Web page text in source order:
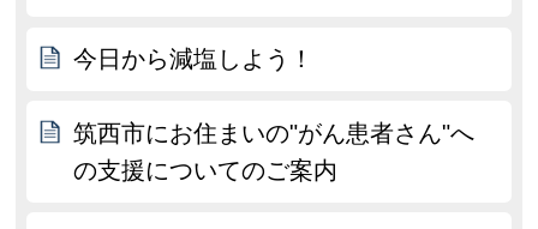
今日から減塩しよう！
筑西市にお住まいの"がん患者さん"へ
の支援についてのご案内